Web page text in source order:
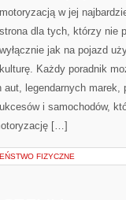
motoryzacją w jej
strona dla tych, którzy nie
wyłącznie jak na pojazd
kulturę. Każdy poradnik
legendarnych marek,
i samochodów,
[…]
FIZYCZNE